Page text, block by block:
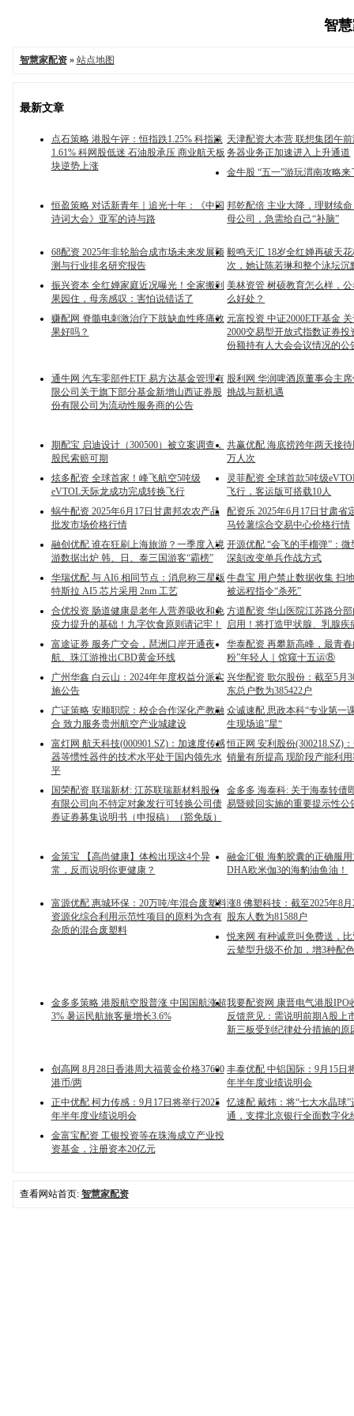
智
智慧家配资» 站点地图
最新文章
点石策略 港股午评：恒指跌1.25% 科指跌
1.61% 科网股低迷 石油股承压 商业航天板
块逆势上涨
天津配资大本营 联想集团午
务器业务正加速进入上升通道
金牛股 “五一”游玩渭南攻略来
恒盈策略 对话新青年｜追光十年：《中国
诗词大会》亚军的诗与路
邦乾配倍 主业大降，理财续
母公司，急需给自己“补脑”
68配资 2025年非轮胎合成市场未来发展预
测与行业排名研究报告
毅鸣天汇 18岁全红婵再破天
次，她让陈若琳和整个泳坛沉
振兴资本 全红婵家庭近况曝光！全家搬到
果园住，母亲感叹：害怕说错话了
美林资管 树硕教育怎么样，
么好处？
赚配网 脊髓电刺激治疗下肢缺血性疼痛效
果好吗？
元富投资 中证2000ETF基金
2000交易型开放式指数证券投
份额持有人大会会议情况的公
通牛网 汽车零部件ETF 易方达基金管理有
限公司关于旗下部分基金新增山西证券股
份有限公司为流动性服务商的公告
股利网 华润啤酒原董事会主
挑战与新机遇
期配宝 启迪设计（300500）被立案调查，
股民索赔可期
共赢优配 海底捞跨年两天接
万人次
炫多配资 全球首家！峰飞航空5吨级
eVTOL天际龙成功完成转换飞行
灵菲配资 全球首款5吨级
飞行，客运版可搭载10人
蜗牛配资 2025年6月17日甘肃邦农农产品
批发市场价格行情
配资乐 2025年6月17日甘肃省
马铃薯综合交易中心价格行情
融创优配 谁在狂刷上海旅游？一季度入境
游数据出炉 韩、日、泰三国游客“霸榜”
开源优配 “会飞的手榴弹”：
深刻改变单兵作战方式
华瑞优配 与 AI6 相同节点：消息称三星版
特斯拉 AI5 芯片采用 2nm 工艺
牛盘宝 用户禁止数据收集 扫
被远程指令“杀死”
合优投资 肠道健康是老年人营养吸收和免
疫力提升的基础！九字饮食原则请记牢！
方道配资 华山医院江苏路分
启用！将打造甲状腺、乳腺疾
富途证券 服务广交会，琶洲口岸开通夜
航、珠江游推出CBD黄金环线
华泰配资 再攀新高峰，最青
粉”年轻人｜馆窥十五运⑧
广州华鑫 白云山：2024年年度权益分派实
施公告
兴华配资 歌尔股份：截至5月
东总户数为385422户
广证策略 安顺职院：校企合作深化产教融
合 致力服务贵州航空产业城建设
众诚速配 思政本科“专业第一
生现场追”星“
富灯网 航天科技(000901.SZ)：加速度传感
器等惯性器件的技术水平处于国内领先水
平
恒正网 安利股份(300218.SZ)
销量有所提高 现阶段产能利用
国荣配资 联瑞新材: 江苏联瑞新材料股份
有限公司向不特定对象发行可转换公司债
券证券募集说明书（申报稿）（豁免版）
金多多 海泰科: 关于海泰转债
易暨赎回实施的重要提示性公
金策宝 【高尚健康】体检出现这4个异
常，反而说明你更健康？
融金汇银 海豹胶囊的正确服
DHA欧米伽3的海豹油鱼油！
富源优配 惠城环保：20万吨/年混合废塑料
资源化综合利用示范性项目的原料为含有
杂质的混合废塑料
涨8 佛塑科技：截至2025年8
股东人数为81588户
悦来网 有种诚意叫免费送，
云辇型升级不价加，增3种配
金多多策略 港股航空股普涨 中国国航涨超
3% 暑运民航旅客量增长3.6%
我要配资网 康晋电气港股IPO
反馈意见：需说明前期A股上
新三板受到纪律处分措施的原
创高网 8月28日香港周大福黄金价格37600
港币/两
丰泰优配 中铝国际：9月15日
年半年度业绩说明会
正中优配 柯力传感：9月17日将举行2025
年半年度业绩说明会
忆速配 戴炜：将“七大水晶球
通，支撑北京银行全面数字化
金富宝配资 工银投资等在珠海成立产业投
资基金，注册资本20亿元
查看网站首页: 智慧家配资